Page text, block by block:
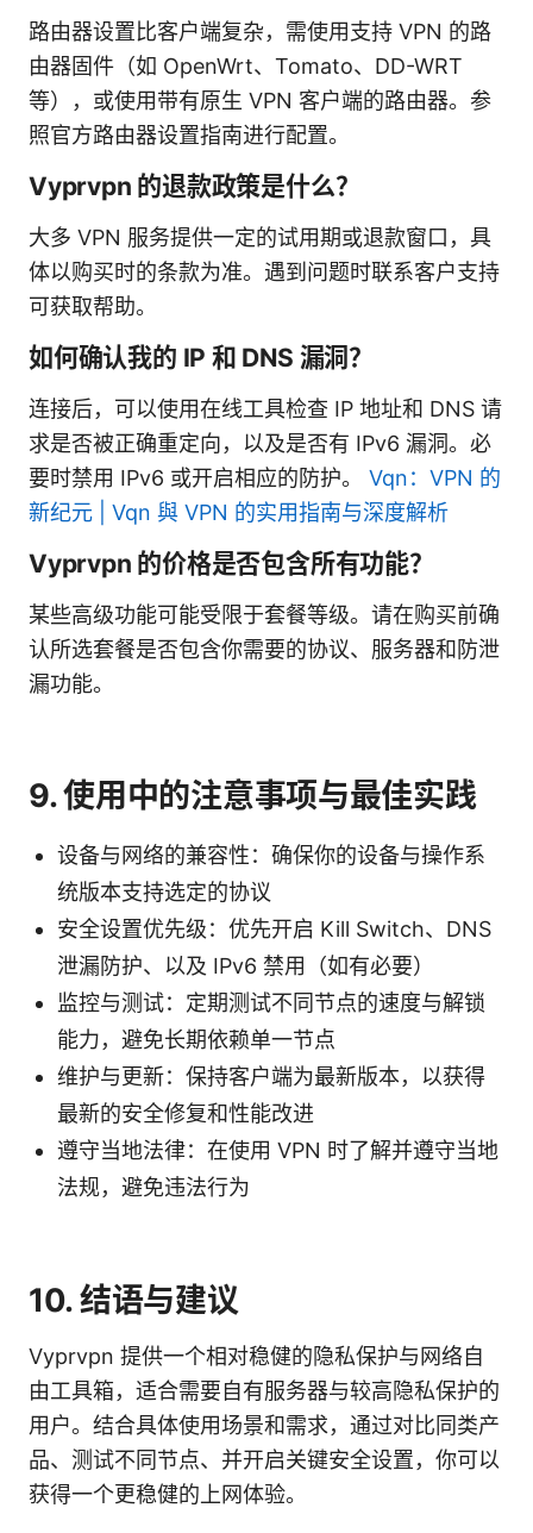
路由器设置比客户端复杂，需使用支持 VPN 的路
由器固件（如 OpenWrt、Tomato、DD-WRT
等），或使用带有原生 VPN 客户端的路由器。参
照官方路由器设置指南进行配置。
Vyprvpn 的退款政策是什么？
大多 VPN 服务提供一定的试用期或退款窗口，具
体以购买时的条款为准。遇到问题时联系客户支持
可获取帮助。
如何确认我的 IP 和 DNS 漏洞？
连接后，可以使用在线工具检查 IP 地址和 DNS 请
求是否被正确重定向，以及是否有 IPv6 漏洞。必
要时禁用 IPv6 或开启相应的防护。 Vqn：VPN 的
新纪元 | Vqn 與 VPN 的实用指南与深度解析
Vyprvpn 的价格是否包含所有功能？
某些高级功能可能受限于套餐等级。请在购买前确
认所选套餐是否包含你需要的协议、服务器和防泄
漏功能。
9. 使用中的注意事项与最佳实践
设备与网络的兼容性：确保你的设备与操作系
统版本支持选定的协议
安全设置优先级：优先开启 Kill Switch、DNS
泄漏防护、以及 IPv6 禁用（如有必要）
监控与测试：定期测试不同节点的速度与解锁
能力，避免长期依赖单一节点
维护与更新：保持客户端为最新版本，以获得
最新的安全修复和性能改进
遵守当地法律：在使用 VPN 时了解并遵守当地
法规，避免违法行为
10. 结语与建议
Vyprvpn 提供一个相对稳健的隐私保护与网络自
由工具箱，适合需要自有服务器与较高隐私保护的
用户。结合具体使用场景和需求，通过对比同类产
品、测试不同节点、并开启关键安全设置，你可以
获得一个更稳健的上网体验。